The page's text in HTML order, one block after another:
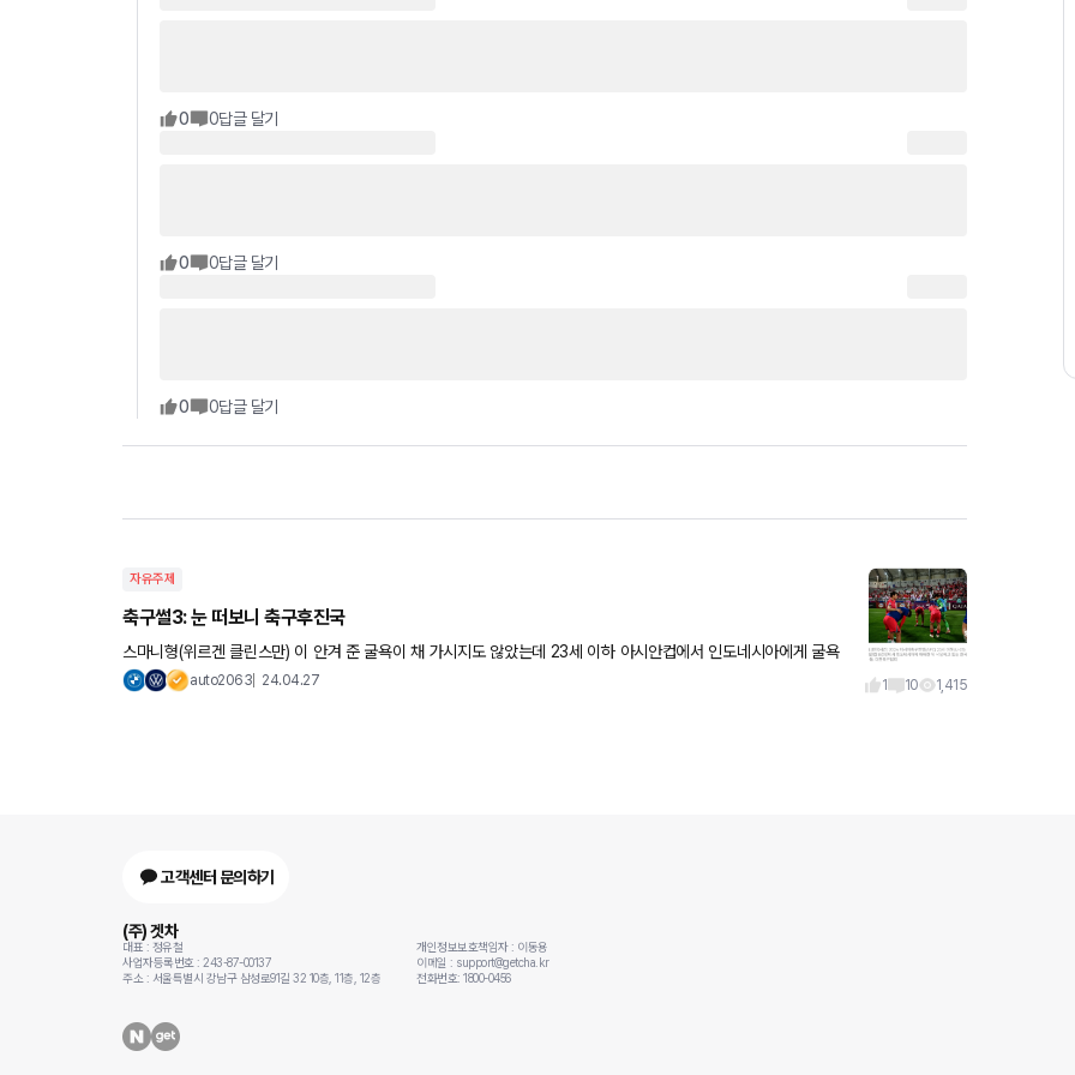
0 0답글 달기
0 0답글 달기
0 0답글 달기
자유주제
축구썰3: 눈 떠보니 축구후진국
스마니형(위르겐 클린스만) 이 안겨 준 굴욕이 채 가시지도 않았는데 23세 이하 아시안컵에서 인도네시아에게 굴욕
auto2063 24.04.27 1 10 1,415
고객센터 문의하기
(주) 겟차
대표 : 정유철
사업자등록번호 : 243-87-00137
주소 : 서울특별시 강남구 삼성로91길 32 10층, 11층, 12층
개인정보보호책임자 : 이동용
이메일 : support@getcha.kr
전화번호: 1800-0456